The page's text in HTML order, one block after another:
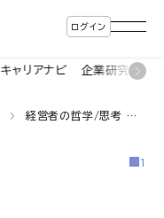
ログイン
キャリアナビ 企業研究 副
経営者の哲学/思考
1